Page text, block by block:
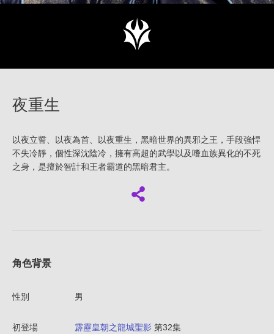
夜重生
以夜立誓、以夜為首、以夜重生，黑暗世界的異邪之王，手段強悍
不失冷靜，個性深沈陰冷，擁有高超的武學以及嗜血族異化的不死
之身，是擅於智計和王者霸道的黑暗君主。
角色背景
性別 男
初登場 霹靂皇朝之龍城聖影 第32集